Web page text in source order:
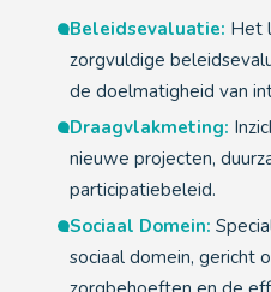
Beleidsevaluatie: Het
zorgvuldige
de doelmatigheid van
Draagvlakmeting:
nieuwe projecten,
participatiebeleid.
Sociaal Domein:
sociaal domein, gericht